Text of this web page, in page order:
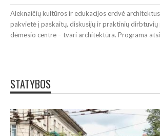
Aleknaičių kultūros ir edukacijos erdvė
pakvietė į paskaitų, diskusijų ir praktinių
dėmesio centre – tvari architektūra. Programa
STATYBOS